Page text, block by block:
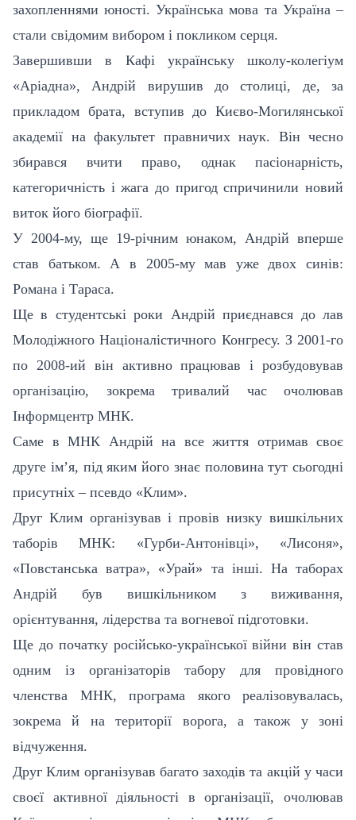
захопленнями юності. Українська мова та Україна –
стали свідомим вибором і покликом серця.
Завершивши в Кафі українську школу-колегіум
«Аріадна», Андрій вирушив до столиці, де, за
прикладом брата, вступив до Києво-Могилянської
академії на факультет правничих наук. Він чесно
збирався вчити право, однак пасіонарність,
категоричність і жага до пригод спричинили новий
виток його біографії.
У 2004-му, ще 19-річним юнаком, Андрій вперше
став батьком. А в 2005-му мав уже двох синів:
Романа і Тараса.
Ще в студентські роки Андрій приєднався до лав
Молодіжного Націоналістичного Конгресу. З 2001-го
по 2008-ий він активно працював і розбудовував
організацію, зокрема тривалий час очолював
Інформцентр МНК.
Саме в МНК Андрій на все життя отримав своє
друге ім’я, під яким його знає половина тут сьогодні
присутніх – псевдо «Клим».
Друг Клим організував і провів низку вишкільних
таборів МНК: «Гурби-Антонівці», «Лисоня»,
«Повстанська ватра», «Урай» та інші. На таборах
Андрій був вишкільником з виживання,
орієнтування, лідерства та вогневої підготовки.
Ще до початку російсько-української війни він став
одним із організаторів табору для провідного
членства МНК, програма якого реалізовувалась,
зокрема
й на території ворога, а також у зоні
відчуження.
Друг Клим організував багато заходів та акцій у часи
своєї активної діяльності в організації, очолював